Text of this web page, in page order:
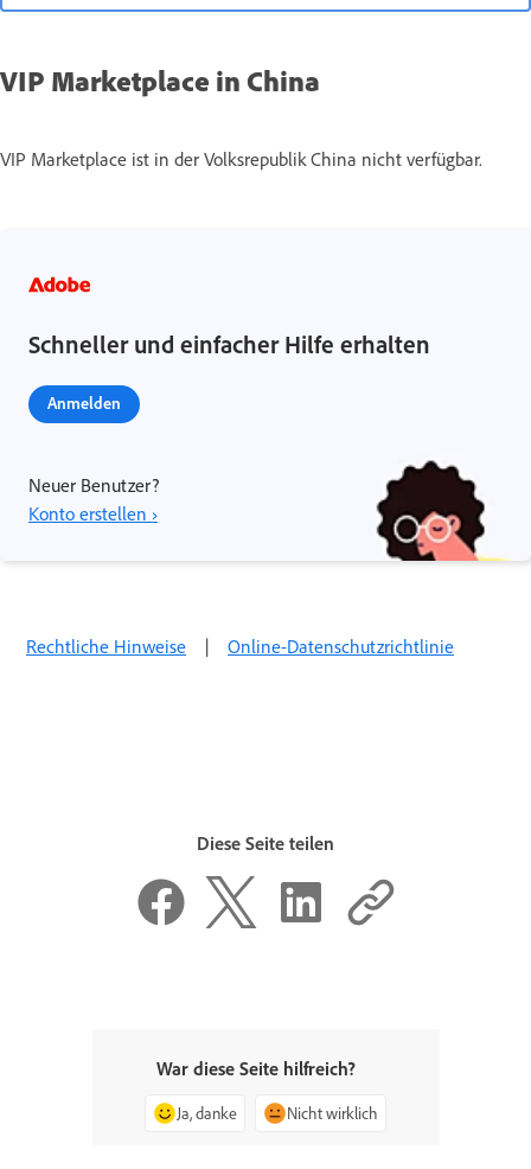
VIP Marketplace in China
VIP Marketplace ist in der Volksrepublik China nicht verfügbar.
Schneller und einfacher Hilfe erhalten
Anmelden
Neuer Benutzer?
Konto erstellen ›
Rechtliche Hinweise | Online-Datenschutzrichtlinie
Diese Seite teilen
War diese Seite hilfreich?
Ja, danke Nicht wirklich